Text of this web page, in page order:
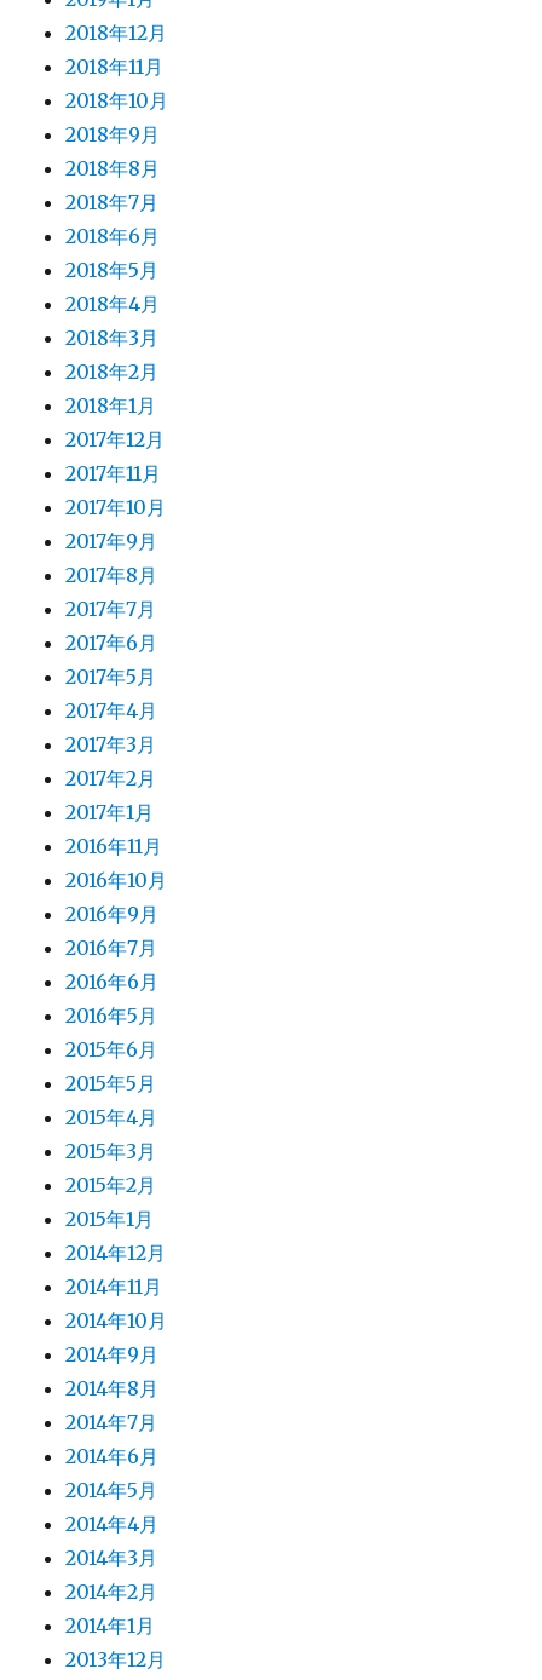
2018年12月
2018年11月
2018年10月
2018年9月
2018年8月
2018年7月
2018年6月
2018年5月
2018年4月
2018年3月
2018年2月
2018年1月
2017年12月
2017年11月
2017年10月
2017年9月
2017年8月
2017年7月
2017年6月
2017年5月
2017年4月
2017年3月
2017年2月
2017年1月
2016年11月
2016年10月
2016年9月
2016年7月
2016年6月
2016年5月
2015年6月
2015年5月
2015年4月
2015年3月
2015年2月
2015年1月
2014年12月
2014年11月
2014年10月
2014年9月
2014年8月
2014年7月
2014年6月
2014年5月
2014年4月
2014年3月
2014年2月
2014年1月
2013年12月